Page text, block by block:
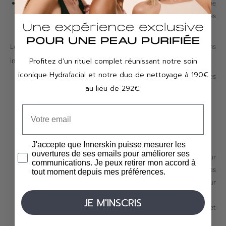
Efficacité accrue: L'association de ces deux soins permet une
pénétration plus profonde des actifs, maximisant ainsi les
résultats.
Le protocole pour ce soin combiné peut varier selon les besoins
individuels, mais généralement, il comprend les étapes suivantes :
Consultation Initiale : analyse de la peau et discussion des
objectifs esthétiques avec notre skin experte.
Nettoyage et exfoliation pour préparer la peau.
PRX-T33:
Application du PRX-T33 en massant doucement la peau pour
faciliter son absorption. Trois passages sont réalisés sur les
zones les plus charnues avec une pression exercée pour
Hydratation avec la crème réparatrice WiQo pour apaiser et
Profitez d’un rituel complet réunissant notre soin
iconique Hydrafacial et notre duo de nettoyage à 190€
au lieu de 292€.
J'accepte que Innerskin puisse mesurer les
ouvertures de ses emails pour améliorer ses
communications. Je peux retirer mon accord à
tout moment depuis mes préférences.
JE M'INSCRIS